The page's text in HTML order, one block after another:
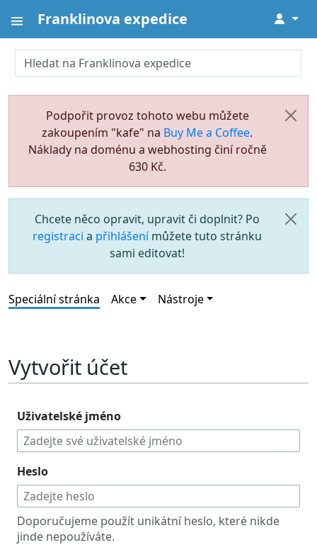
Franklinova expedice ↓
Podpořit provoz tohoto webu můžete
zakoupením "kafe" na Buy Me a Coffee.
Náklady na doménu a webhosting činí ročně
630 Kč.
Chcete něco opravit, upravit či doplnit? Po
registraci a přihlášenímůžete tuto stránku
sami editovat!
Speciální stránka Akce Nástroje
Vytvořit účet
Uživatelské jméno
Heslo
Doporučujeme použít unikátní heslo, které nikde
jinde nepoužíváte.